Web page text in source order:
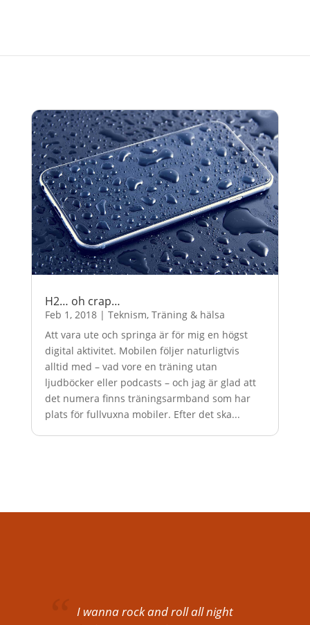
H2… oh crap…
Feb 1, 2018| Teknism, Träning & hälsa
Att vara ute och springa är för mig en högst
digital aktivitet. Mobilen följer naturligtvis
alltid med – vad vore en träning utan
ljudböcker eller podcasts – och jag är glad att
det numera finns träningsarmband som har
plats för fullvuxna mobiler. Efter det ska...
I wanna rock and roll all night